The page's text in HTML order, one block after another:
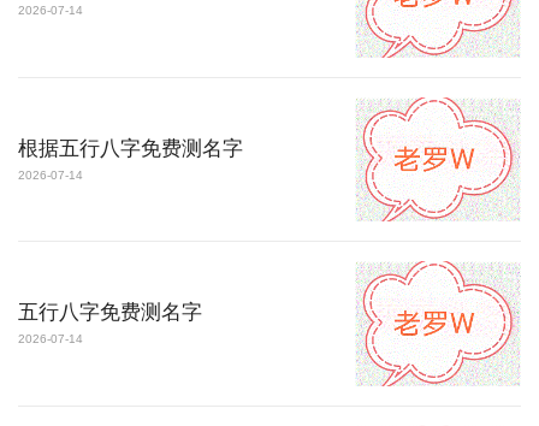
2026-07-14
根据五行八字免费测名字
2026-07-14
五行八字免费测名字
2026-07-14